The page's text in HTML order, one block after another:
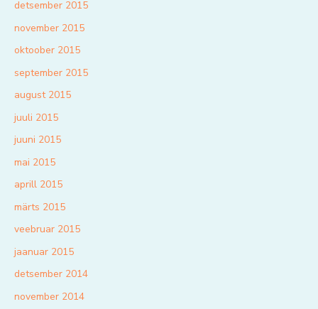
detsember 2015
november 2015
oktoober 2015
september 2015
august 2015
juuli 2015
juuni 2015
mai 2015
aprill 2015
märts 2015
veebruar 2015
jaanuar 2015
detsember 2014
november 2014